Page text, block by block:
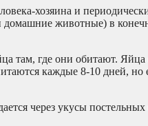
хозяина и
животные) в
там, где они обитают.
каждые 8-10 дней, но
через укусы